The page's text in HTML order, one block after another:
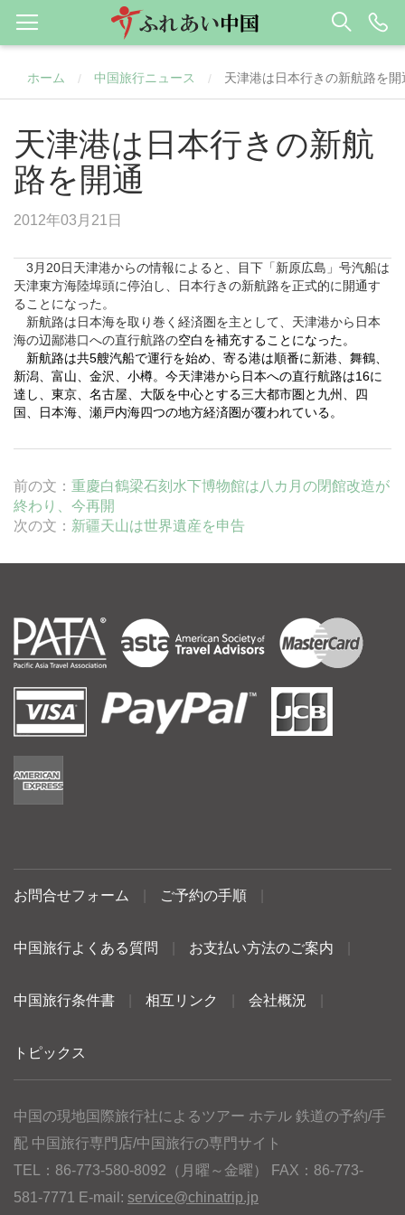
ホーム / 中国旅行ニュース / 天津港は日本行きの新航路を開
天津港は日本行きの新航
路を開通
2012年03月21日
3月20日天津港からの情報によると、目下「新原広島」号汽船は
天津東方海陸埠頭に停泊し、日本行きの新航路を正式的に開通す
ることになった。
新航路は日本海を取り巻く経済圏を主として、天津港から日本
海の辺鄙港口への直行航路の空白を補充することになった。
新航路は共5艘汽船で運行を始め、寄る港は順番に新港、舞鶴、
新潟、富山、金沢、小樽。今天津港から日本への直行航路は16に
達し、東京、名古屋、大阪を中心とする三大都市圏と九州、四
国、日本海、瀬戸内海四つの地方経済圏が覆われている。
前の文： 重慶白鶴梁石刻水下博物館は八カ月の閉館改造が
終わり、今再開
次の文： 新疆天山は世界遺産を申告
お問合せフォーム ご予約の手順
中国旅行よくある質問 お支払い方法のご案内
中国旅行条件書 相互リンク 会社概況
トピックス
中国の現地国際旅行社によるツアー ホテル 鉄道の予約/手
配 中国旅行専門店/中国旅行の専門サイト
TEL：86-773-580-8092（月曜～金曜） FAX：86-773-
581-7771 E-mail: service@chinatrip.jp